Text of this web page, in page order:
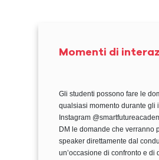
Momenti di
Gli studenti possono fare le
qualsiasi momento durante gli
Instagram
DM le domande che verranno
speaker direttamente dal
un’occasione di confronto e di